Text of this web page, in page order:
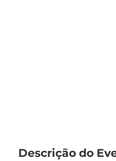
Descrição do